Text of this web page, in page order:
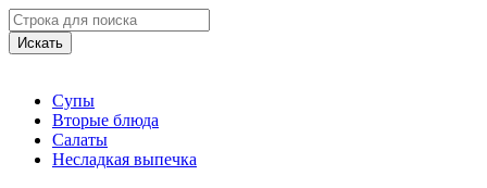
Искать
Супы
Вторые блюда
Салаты
Несладкая выпечка